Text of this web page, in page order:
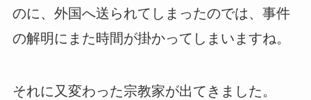
のに、外国へ送られてしまったのでは、事件
の解明にまた時間が掛かってしまいますね。
それに又変わった宗教家が出てきました。